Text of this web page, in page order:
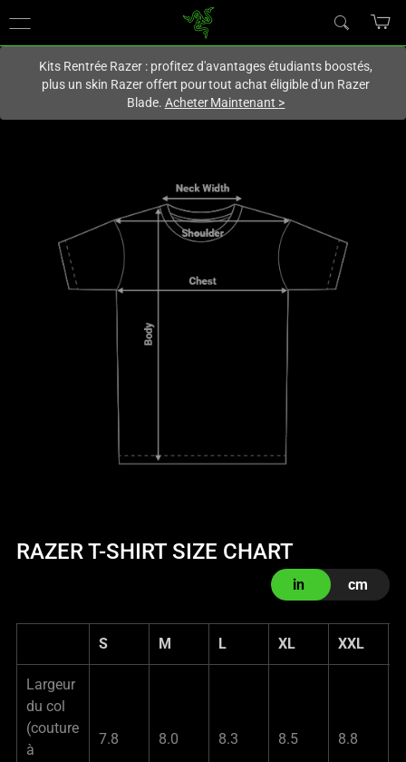
Vous êtes actuellement sur le site
Kits Rentrée Razer : profitez d'avantages étudiants boostés,
plus un skin Razer offert pour tout achat éligible d'un Razer
Blade. Acheter Maintenant >
RAZER T-SHIRT SIZE CHART
in cm
S M L XL XXL
Largeur
du col
(couture
à
7.8 8.0 8.3 8.5 8.8